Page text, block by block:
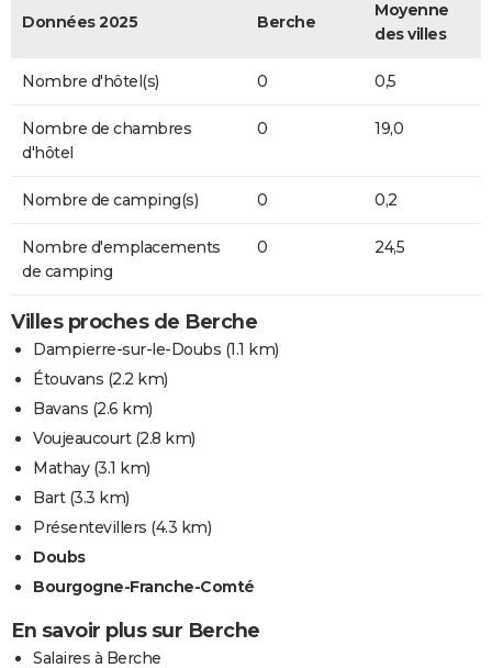
Données 2025 Berche
Moyenne
des villes
Nombre d'hôtel(s) 0 0,5
Nombre de chambres
d'hôtel
0 19,0
Nombre de camping(s) 0 0,2
Nombre d'emplacements
de camping
0 24,5
Villes proches de Berche
Dampierre-sur-le-Doubs (1.1 km)
Étouvans (2.2 km)
Bavans (2.6 km)
Voujeaucourt(2.8 km)
Mathay(3.1 km)
Bart(3.3 km)
Présentevillers (4.3 km)
Doubs
Bourgogne-Franche-Comté
En savoir plus sur Berche
Salaires à Berche